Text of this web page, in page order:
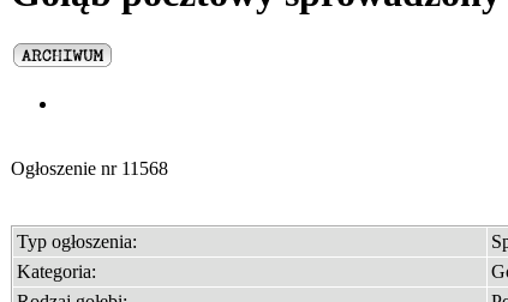
Ogłoszenie nr 11568
Typ ogłoszenia:
Kategoria: